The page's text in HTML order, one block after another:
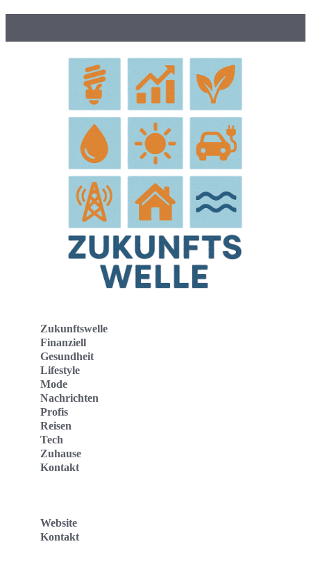
Zukunftswelle
Finanziell
Gesundheit
Lifestyle
Mode
Nachrichten
Profis
Reisen
Tech
Zuhause
Kontakt
Website
Kontakt